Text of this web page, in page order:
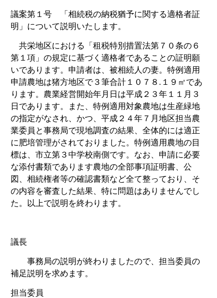
議案第１号 「相続税の納税猶予に関する適格者証
明」について説明いたします。
共栄地区における「租税特別措置法第７０条の６
第１項」の規定に基づく適格者であることの証明願
いであります。申請者は、被相続人の妻。特例適用
申請農地は猪方地区で３筆合計１０７８.１９㎡であ
ります。農業経営開始年月日は平成２３年１１月３
日であります。また、特例適用対象農地は生産緑地
の指定がなされ、かつ、平成２４年７月地区担当農
業委員と事務局で現地調査の結果、全体的には適正
に肥培管理がされておりました。特例適用農地の目
標は、市立第３中学校南側です。なお、申請に必要
な添付書類であります農地の全部事項証明書、公
図、相続権者等の確認書類など全て整っており、そ
の内容を審査した結果、特に問題はありませんでし
た。以上で説明を終わります。
議長
事務局の説明が終わりましたので、担当委員の
補足説明を求めます。
担当委員